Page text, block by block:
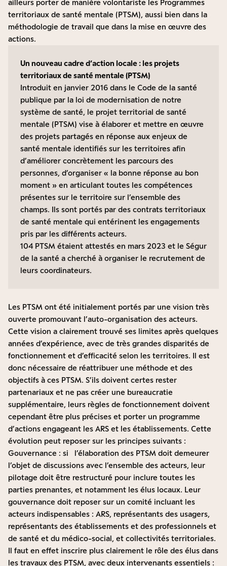
ailleurs porter de manière volontariste les Programmes
territoriaux de santé mentale (PTSM), aussi bien dans la
méthodologie de travail que dans la mise en œuvre des
actions.
Un nouveau cadre d‘action locale : les projets
territoriaux de santé mentale (PTSM)
Introduit en janvier 2016 dans le Code de la santé
publique par la loi de modernisation de notre
système de santé, le projet territorial de santé
mentale (PTSM) vise à élaborer et mettre en œuvre
des projets partagés en réponse aux enjeux de
santé mentale identifiés sur les territoires afin
d’améliorer concrètement les parcours des
personnes, d’organiser « la bonne réponse au bon
moment » en articulant toutes les compétences
présentes sur le territoire sur l’ensemble des
champs. Ils sont portés par des contrats territoriaux
de santé mentale qui entérinent les engagements
pris par les différents acteurs.
104 PTSM étaient attestés en mars 2023 et le Ségur
de la santé a cherché à organiser le recrutement de
leurs coordinateurs.
Les PTSM ont été initialement portés par une vision très
ouverte promouvant l’auto-organisation des acteurs.
Cette vision a clairement trouvé ses limites après quelques
années d’expérience, avec de très grandes disparités de
fonctionnement et d’efficacité selon les territoires. Il est
donc nécessaire de réattribuer une méthode et des
objectifs à ces PTSM. S’ils doivent certes rester
partenariaux et ne pas créer une bureaucratie
supplémentaire, leurs règles de fonctionnement doivent
cependant être plus précises et porter un programme
d’actions engageant les ARS et les établissements. Cette
évolution peut reposer sur les principes suivants :
Gouvernance : si l’élaboration des PTSM doit demeurer
l’objet de discussions avec l’ensemble des acteurs, leur
pilotage doit être restructuré pour inclure toutes les
parties prenantes, et notamment les élus locaux. Leur
gouvernance doit reposer sur un comité incluant les
acteurs indispensables : ARS, représentants des usagers,
représentants des établissements et des professionnels et
de santé et du médico-social, et collectivités territoriales.
Il faut en effet inscrire plus clairement le rôle des élus dans
les travaux des PTSM, avec deux intervenants essentiels :